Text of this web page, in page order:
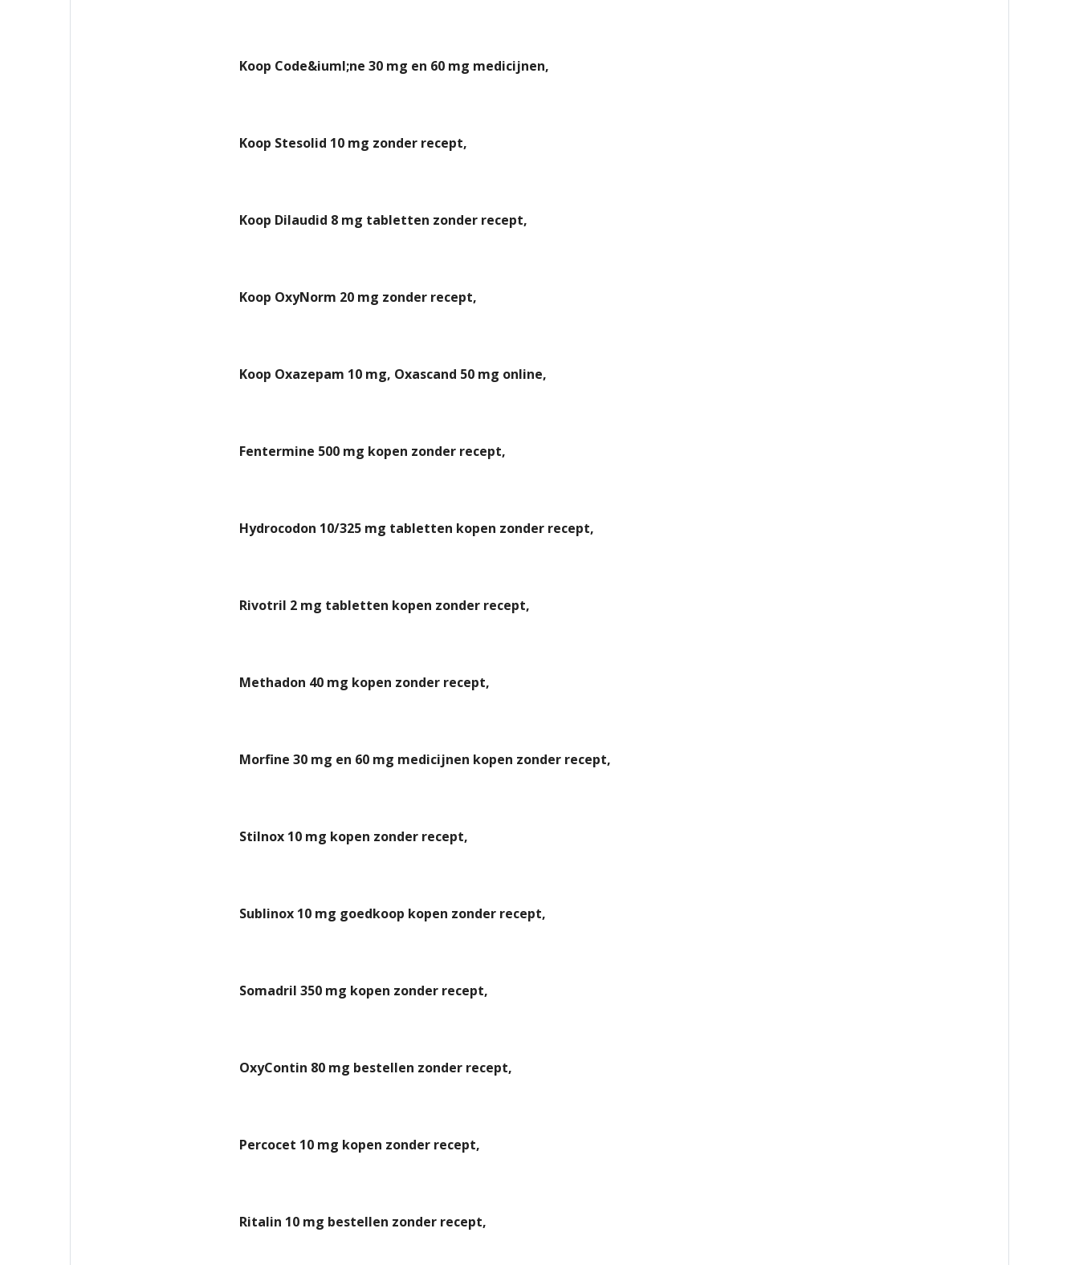
Koop Code&iuml;ne 30 mg en 60 mg medicijnen,
Koop Stesolid 10 mg zonder recept,
Koop Dilaudid 8 mg tabletten zonder recept,
Koop OxyNorm 20 mg zonder recept,
Koop Oxazepam 10 mg, Oxascand 50 mg online,
Fentermine 500 mg kopen zonder recept,
Hydrocodon 10/325 mg tabletten kopen zonder recept,
Rivotril 2 mg tabletten kopen zonder recept,
Methadon 40 mg kopen zonder recept,
Morfine 30 mg en 60 mg medicijnen kopen zonder recept,
Stilnox 10 mg kopen zonder recept,
Sublinox 10 mg goedkoop kopen zonder recept,
Somadril 350 mg kopen zonder recept,
OxyContin 80 mg bestellen zonder recept,
Percocet 10 mg kopen zonder recept,
Ritalin 10 mg bestellen zonder recept,